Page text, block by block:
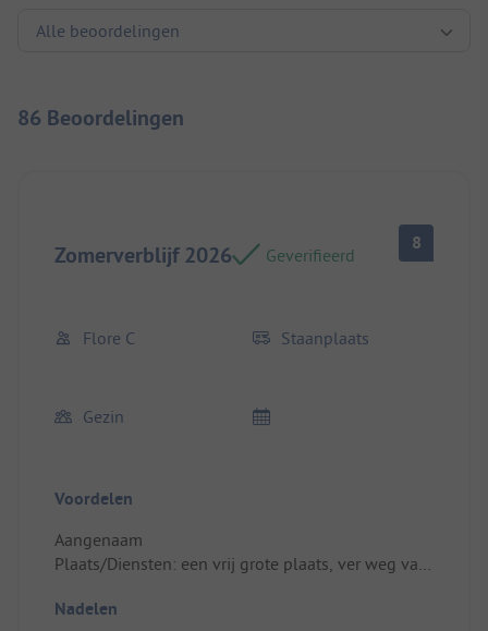
86 Beoordelingen
Zomerverblijf 2026 Geverifieerd
8
Flore C Staanplaats
Gezin
Voordelen
Aangenaam
Plaats/Diensten: een vrij grote plaats, ver weg van
speelgebied.
Nadelen